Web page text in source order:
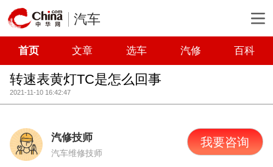
汽车
首页 文章 选车 汽修 百科
转速表黄灯TC是怎么回事
2021-11-10 16:42:47
汽修技师
汽车维修技师
我要咨询